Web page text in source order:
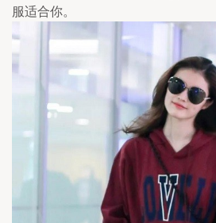
服适合你。